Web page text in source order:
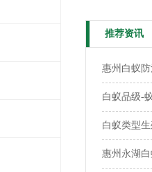
推荐资讯
惠州白蚁
白蚁品级-
白蚁类型
惠州永湖